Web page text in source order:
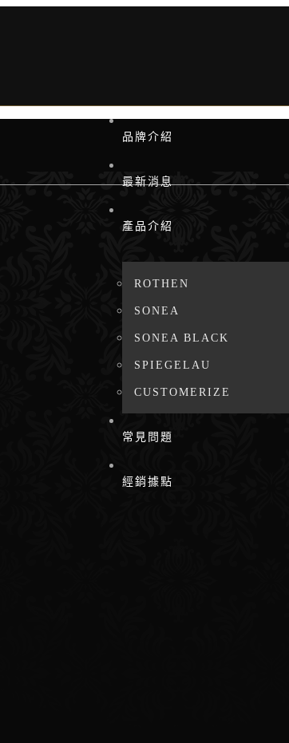
品牌介紹
最新消息
產品介紹
ROTHEN
SONEA
SONEA BLACK
SPIEGELAU
CUSTOMERIZE
常見問題
經銷據點